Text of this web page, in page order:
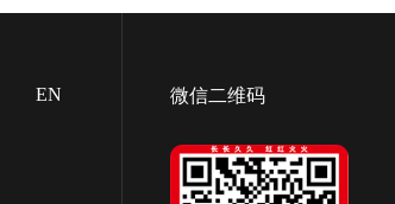
EN 微信二维码